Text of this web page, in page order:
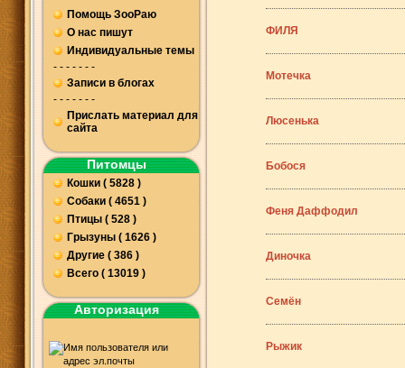
Помощь ЗооРаю
О нас пишут
Индивидуальные темы
- - - - - - -
Записи в блогах
- - - - - - -
Прислать материал для
сайта
Питомцы
Кошки ( 5828 )
Собаки ( 4651 )
Птицы ( 528 )
Грызуны ( 1626 )
Другие ( 386 )
Всего ( 13019 )
Авторизация
ФИЛЯ
Мотечка
Люсенька
Бобося
Феня Даффодил
Диночка
Семён
Рыжик